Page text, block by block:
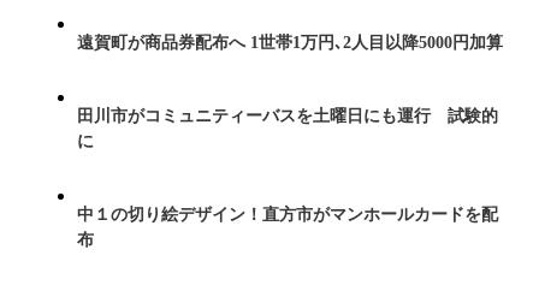
遠賀町が商品券配布へ 1世帯1万円､2人目以降5000円加算
田川市がコミュニティーバスを土曜日にも運行 試験的
に
中１の切り絵デザイン！直方市がマンホールカードを配
布